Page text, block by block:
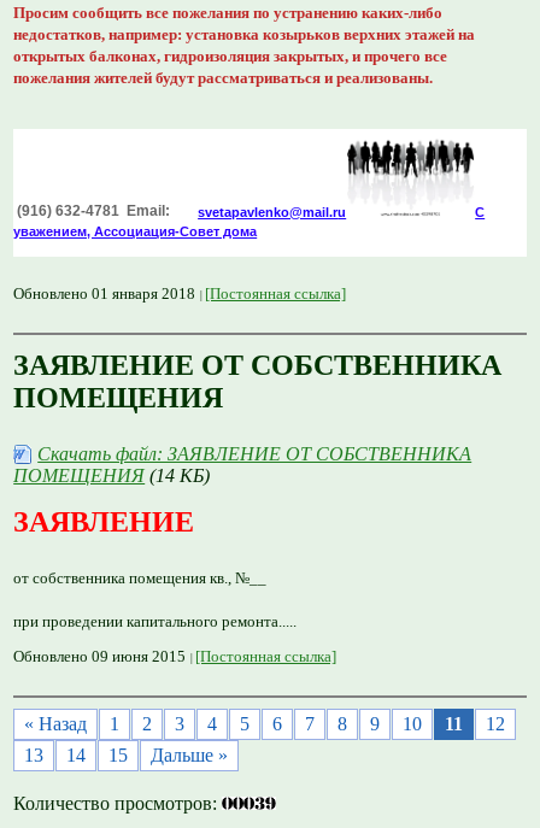
Просим сообщить все пожелания по устранению каких-либо
недостатков, например: установка козырьков верхних этажей на
открытых балконах, гидроизоляция закрытых, и прочего все
пожелания жителей будут рассматриваться и реализованы.
(916) 632-4781 Email: svetapavlenko@mail.ru
С
уважением, Ассоциация-Совет дома
Обновлено 01 января 2018 [Постоянная ссылка]
ЗАЯВЛЕНИЕ ОТ СОБСТВЕННИКА
ПОМЕЩЕНИЯ
Скачать файл: ЗАЯВЛЕНИЕ ОТ СОБСТВЕННИКА
ПОМЕЩЕНИЯ (14 КБ)
ЗАЯВЛЕНИЕ
от собственника помещения кв. , №__
при проведении капитального ремонта.....
Обновлено 09 июня 2015
[Постоянная ссылка]
« Назад 1 2 3 4 5 6 7 8 9 10 11
12
13
14 15 Дальше »
Количество просмотров: